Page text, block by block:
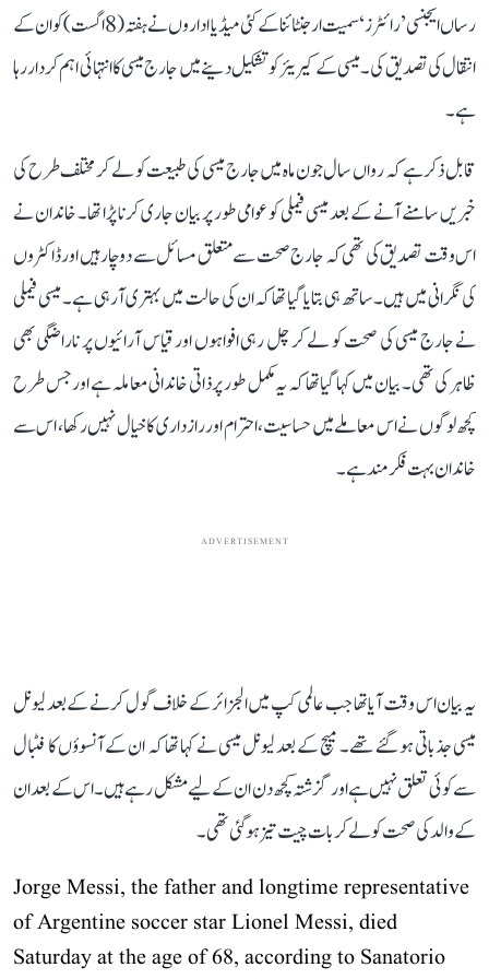
رساں ایجنسی ’رائٹرز‘ سمیت ارجنٹائنا کے کئی میڈیا اداروں نے ہفتہ (8 اگست) کو ان کے
انتقال کی تصدیق کی۔ میسی کے کیریئر کو تشکیل دینے میں جارج میسی کا انتہائی اہم کردار رہا
ہے۔
قابل ذکر ہے کہ رواں سال جون ماہ میں جارج میسی کی طبیعت کو لے کر مختلف طرح کی
خبریں سامنے آنے کے بعد میسی فیملی کو عوامی طور پر بیان جاری کرنا پڑا تھا۔ خاندان نے
اس وقت تصدیق کی تھی کہ جارج صحت سے متعلق مسائل سے دوچار ہیں اور ڈاکٹروں
کی نگرانی میں ہیں۔ ساتھ ہی بتایا گیا تھا کہ ان کی حالت میں بہتری آ رہی ہے۔ میسی فیملی
نے جارج میسی کی صحت کو لے کر چل رہی افواہوں اور قیاس آرائیوں پر ناراضگی بھی
ظاہر کی تھی۔ بیان میں کہا گیا تھا کہ یہ مکمل طور پر ذاتی خاندانی معاملہ ہے اور جس طرح
کچھ لوگوں نے اس معاملے میں حساسیت، احترام اور رازداری کا خیال نہیں رکھا، اس سے
خاندان بہت فکرمند ہے۔
ADVERTISEMENT
یہ بیان اس وقت آیا تھا جب عالمی کپ میں الجزائر کے خلاف گول کرنے کے بعد لیونل
میسی جذباتی ہو گئے تھے۔ میچ کے بعد لیونل میسی نے کہا تھا کہ ان کے آنسوؤں کا فٹبال
سے کوئی تعلق نہیں ہے اور گزشتہ کچھ دن ان کے لیے مشکل رہے ہیں۔ اس کے بعد ان
کے والد کی صحت کو لے کر بات چیت تیز ہو گئی تھی۔
Jorge Messi, the father and longtime representative
of Argentine soccer star Lionel Messi, died
Saturday at the age of 68, according to Sanatorio